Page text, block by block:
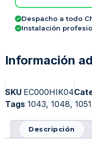
Despacho a todo
Instalación
Información
SKU EC000HIK04
Tags 1043, 1048, 1051
Descripción